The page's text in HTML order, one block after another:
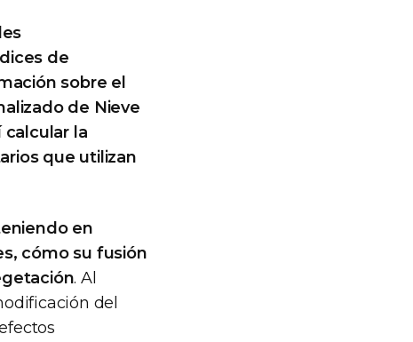
de
sobre el
de Nieve
calcular la
que utilizan
en
cómo su fusión
. Al
del